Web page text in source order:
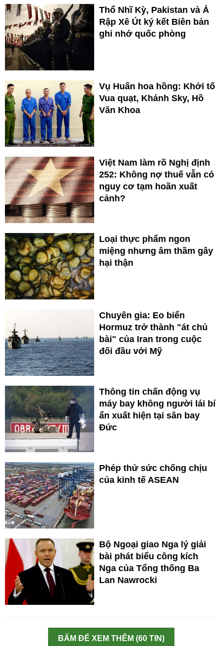
Thổ Nhĩ Kỳ, Pakistan và Ả
Rập Xê Út ký kết Biên bản
ghi nhớ quốc phòng
Vụ Huấn hoa hồng: Khởi tố
Vua quạt, Khánh Sky, Hồ
Văn Khoa
Việt Nam làm rõ Nghị định
252: Không nợ thuế vẫn có
nguy cơ tạm hoãn xuất
cảnh?
Loại thực phẩm ngon
miệng nhưng âm thầm gây
hại thận
Chuyên gia: Eo biển
Hormuz trở thành "át chủ
bài" của Iran trong cuộc
đối đầu với Mỹ
Thông tin chấn động vụ
máy bay không người lái bí
ẩn xuất hiện tại sân bay
Đức
Phép thử sức chống chịu
của kinh tế ASEAN
Bộ Ngoại giao Nga lý giải
bài phát biểu công kích
Nga của Tổng thống Ba
Lan Nawrocki
BẤM ĐỂ XEM THÊM (60 TIN)